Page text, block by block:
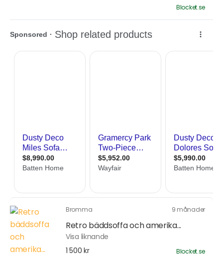
Blocket.se
Bromma 9 månader
Retro bäddsoffa och amerika...
Visa liknande
1 500 kr
Blocket.se